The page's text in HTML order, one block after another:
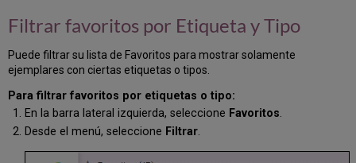
Filtrar favoritos por Etiqueta y Tipo
Puede filtrar su lista de Favoritos para mostrar solamente
ejemplares con ciertas etiquetas o tipos.
Para filtrar favoritos por etiquetas o tipo:
En la barra lateral izquierda, seleccione Favoritos.
Desde el menú, seleccione Filtrar.